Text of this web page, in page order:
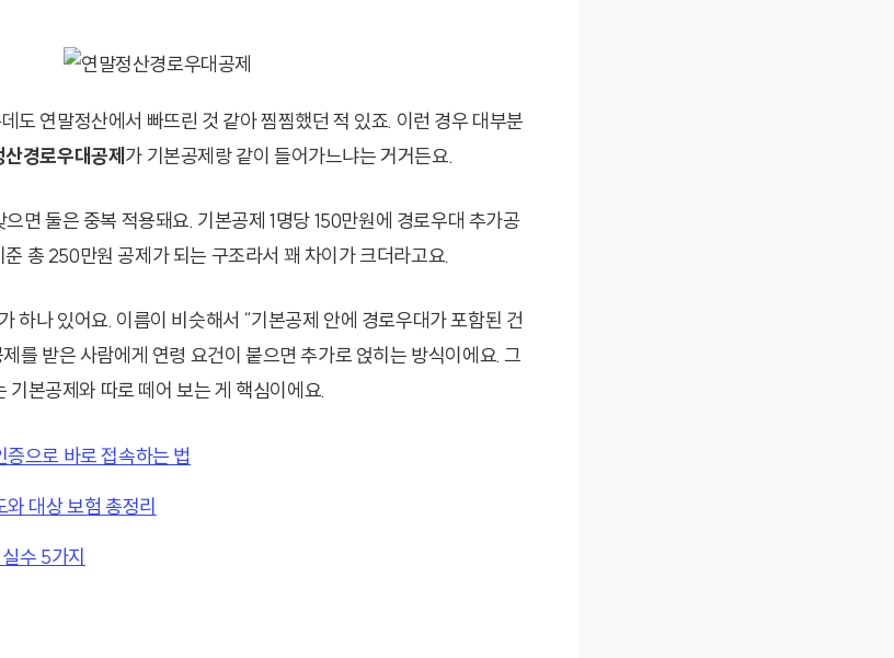
도 연말정산에서 빠뜨린 것 같아 찜찜했던 적 있죠. 이런 경우 대부분
경로우대공제 가 기본공제랑 같이 들어가느냐는 거거든요.
면 둘은 중복 적용돼요. 기본공제 1명당 150만원에 경로우대 추가공
총 250만원 공제가 되는 구조라서 꽤 차이가 크더라고요.
하나 있어요. 이름이 비슷해서 “기본공제 안에 경로우대가 포함된 건
를 받은 사람에게 연령 요건이 붙으면 추가로 얹히는 방식이에요. 그
기본공제와 따로 떼어 보는 게 핵심이에요.
으로 바로 접속하는 법
대상 보험 총정리
수 5가지